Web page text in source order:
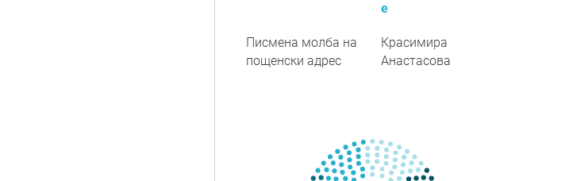
е
Писмена молба на
пощенски адрес
Красимира
Анастасова